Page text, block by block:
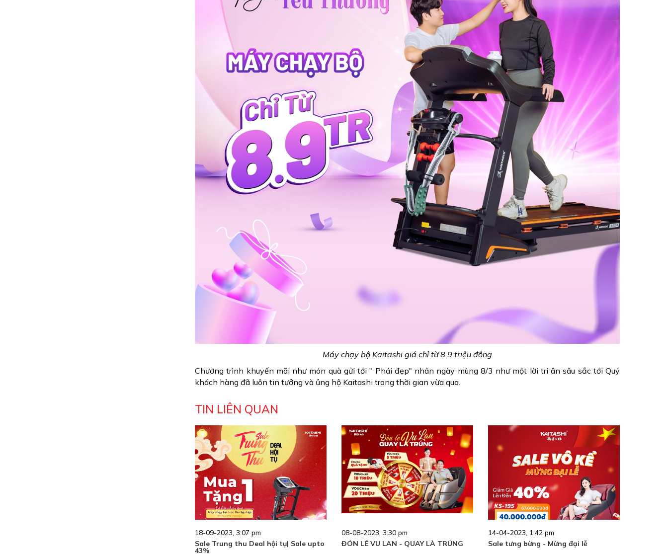
Máy chạy bộ Kaitashi giá chỉ từ 8.9 triệu đồng
Chương trình khuyến mãi như món quà gửi tới " Phái đẹp" nhân ngày mùng 8/3 như một lời tri ân sâu sắc tới Quý
khách hàng đã luôn tin tưởng và ủng hộ Kaitashi trong thời gian vừa qua.
TIN LIÊN QUAN
18-09-2023, 3:07 pm
Sale Trung thu Deal hội tụ| Sale upto
43%
08-08-2023, 3:30 pm
ĐÓN LỄ VU LAN - QUAY LÀ TRÚNG
14-04-2023, 1:42 pm
Sale tưng bừng - Mừng đại lễ